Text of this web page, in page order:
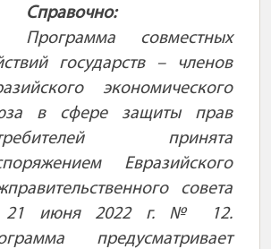
Справочно:
Программа совместных
государств – членов
экономического
в сфере защиты прав
принята
Евразийского
совета
21 июня 2022 г. № 12.
предусматривает